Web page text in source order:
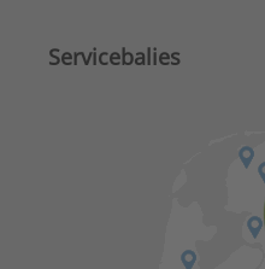
Servicebalies